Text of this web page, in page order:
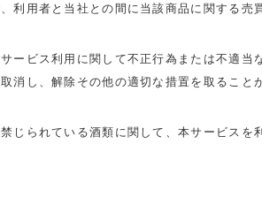
利用者と当社との間に当該商品に関する売
ービス利用に関して不正行為または不適当
消し、解除その他の適切な措置を取ること
じられている酒類に関して、本サービスを